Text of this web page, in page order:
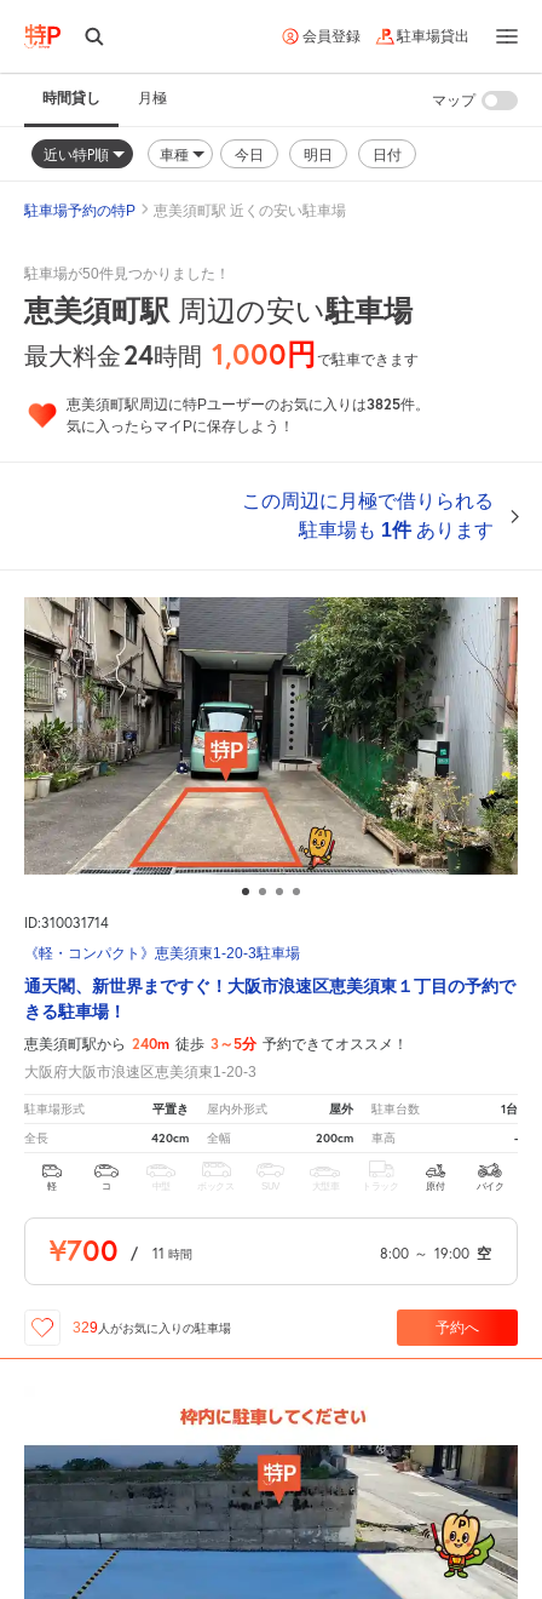
会員登録 駐車場貸出
時間貸し 月極
近い特P順 車種 今日 明日 日付
マップ
駐車場予約の特P 恵美須町駅 近くの安い駐車場
駐車場が50件見つかりました！
恵美須町駅 周辺の安い駐車場
最大料金24時間 1,000円で駐車できます
恵美須町駅周辺に特Pユーザーのお気に入りは3825件。
気に入ったらマイPに保存しよう！
この周辺に月極で借りられる
駐車場も 1件あります
ID:310031714
《軽・コンパクト》恵美須東1-20-3駐車場
通天閣、新世界まですぐ！大阪市浪速区恵美須東１丁目の予約で
きる駐車場！
恵美須町駅から 240m 徒歩 3～5分 予約できてオススメ！
大阪府大阪市浪速区恵美須東1-20-3
駐車場形式 平置き 屋内外形式 屋外 駐車台数 1台
全長 420cm 全幅 200cm 車高 -
軽 コ 中型 ボックス SUV 大型車 トラック 原付 バイク
¥700 / 11 時間 8:00 ～ 19:00 空
329人がお気に入りの駐車場 予約へ